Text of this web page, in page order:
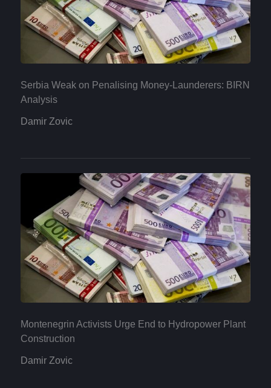
Serbia Weak on Penalising Money-Launderers: BIRN
Analysis
Damir Zovic
Montenegrin Activists Urge End to Hydropower Plant
Construction
Damir Zovic